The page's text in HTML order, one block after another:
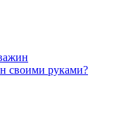
своими руками?